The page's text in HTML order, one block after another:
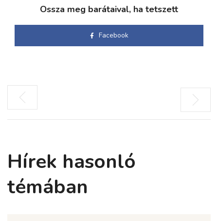
Ossza meg barátaival, ha tetszett
Facebook
Hírek hasonló
témában